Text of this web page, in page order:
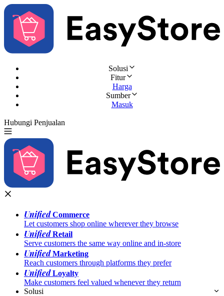
Solusi
Fitur
Harga
Sumber
Masuk
Hubungi Penjualan
UnifiedCommerce
Let customers shop online wherever they browse
UnifiedRetail
Serve customers the same way online and in-store
UnifiedMarketing
Reach customers through platforms they prefer
UnifiedLoyalty
Make customers feel valued whenever they return
Solusi